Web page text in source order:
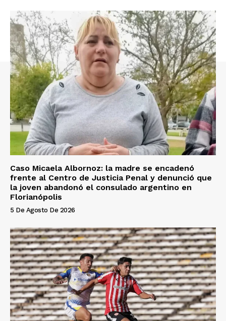
Caso Micaela Albornoz: la madre se encadenó
frente al Centro de Justicia Penal y denunció que
la joven abandonó el consulado argentino en
Florianópolis
5 De Agosto De 2026